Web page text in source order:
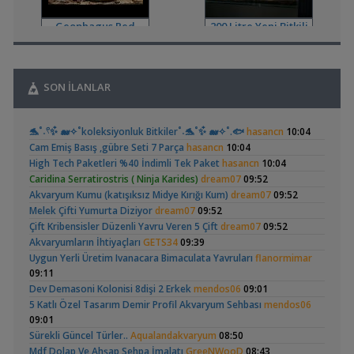
18:01
Yeni Üye Forumu
Karides Akvaryumu: Karideslerim Ölüyorugurbaran,17:24
Yeni Üye Forumu
Filtre ÖnerisiSemihDinçer,17:17
Tek Co2 Tüpü Aynı Anda 2 Akvaryumda Kullanılır Mı?
GETS34,10:03
Işık CO2 ve Ekipmanlar
Klorlu Suya Girmiş Pipo Filtrehoppala,02:22
Filtreleme Seçenekleri
Akvaryum Daki Beyaz İnce Solucanlar Ahmet53
Yeni Üye Forumu
Aquasphere Tr Youtube KanalıIgorVladimir
Akvaryum Dünyasından Haberler
Vahşi Beta Ve Labirentli Hobicileri, Birleşin!
22:34
Labirentliler
Süngerle 24 Saatte Sessiz Artemia Çıkarma
Malzemeler ve Yemler Forumu
Geophagus Red
Head Üreme Süreci
Hongsloi Çiftim Ve
Yavruları
(4)
Betta Antuta
Ramshorn Hakkında
Her Şey
200 Litre Yeni Bitkili
Tankım
(41)
Akvaryumu
(6)
Leonardit Zeminli
Akvaryum Kurulumu
Neon Tetra
Akvaryumum
SON İLANLAR
🐬˚˖𓍢✨໋ 🐋✧˚koleksiyonluk Bitkiler˚˖🐬˚✨໋ 🐋✧˚.🐟hasancn 10:04
Cam Emiş Basış ,gübre Seti 7 Parça hasancn 10:04
High Tech Paketleri %40 İndimli Tek Paket hasancn 10:04
Caridina Serratirostris ( Ninja Karides) dream0709:52
Akvaryum Kumu (katışıksız Midye Kırığı Kum) dream0709:52
Melek Çifti Yumurta Diziyordream0709:52
Çift Kribensisler Düzenli Yavru Veren 5 Çift dream0709:52
Akvaryumların İhtiyaçları GETS3409:39
Uygun Yerli Üretim Ivanacara Bimaculata Yavruları flanormimar
09:11
Dev Demasoni Kolonisi 8dişi 2 Erkekmendos06 09:01
5 Katlı Özel Tasarım Demir Profil Akvaryum Sehbası mendos06
09:01
Sürekli Güncel Türler.. Aqualandakvaryum 08:50
Mdf Dolap Ve Ahşap Sehpa İmalatı GreeNWooD 08:43